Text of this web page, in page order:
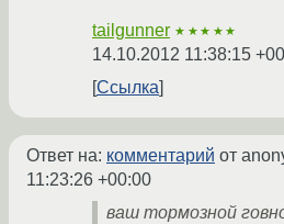
tailgunner ★★★★★
14.10.2012 11:38:15
Ссылка
Ответ на: комментарий от
11:23:26 +00:00
ваш тормозной